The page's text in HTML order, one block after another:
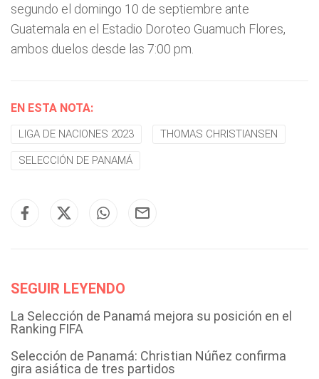
segundo el domingo 10 de septiembre ante
Guatemala en el Estadio Doroteo Guamuch Flores,
ambos duelos desde las 7:00 pm.
EN ESTA NOTA:
LIGA DE NACIONES 2023 THOMAS CHRISTIANSEN
SELECCIÓN DE PANAMÁ
SEGUIR LEYENDO
La Selección de Panamá mejora su posición en el
Ranking FIFA
Selección de Panamá: Christian Núñez confirma
gira asiática de tres partidos